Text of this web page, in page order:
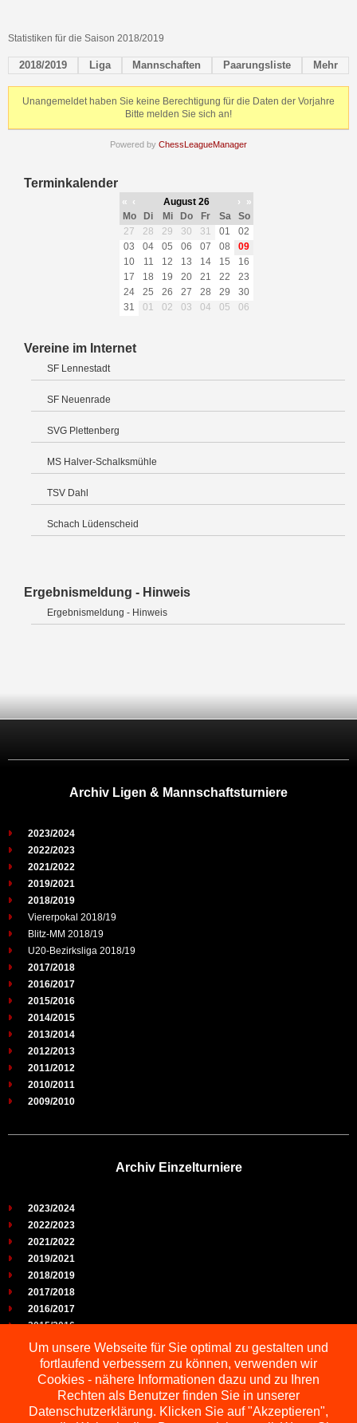
Statistiken für die Saison 2018/2019
2018/2019 Liga Mannschaften Paarungsliste Mehr
Unangemeldet haben Sie keine Berechtigung für die Daten der Vorjahre
Bitte melden Sie sich an!
Powered by ChessLeagueManager
Terminkalender
« ‹ August 26 ›
»
Mo
Di Mi Do Fr Sa
So
27
28 29 30 31 01
02
03
04 05 06 07 08
09
10
11 12 13 14 15
16
17
18 19 20 21 22
23
24
25 26 27 28 29
30
31
01 02 03 04 05 06
Vereine im Internet
SF Lennestadt
SF Neuenrade
SVG Plettenberg
MS Halver-Schalksmühle
TSV Dahl
Schach Lüdenscheid
Ergebnismeldung - Hinweis
Ergebnismeldung - Hinweis
Archiv Ligen & Mannschaftsturniere
2023/2024
2022/2023
2021/2022
2019/2021
2018/2019
Viererpokal 2018/19
Blitz-MM 2018/19
U20-Bezirksliga 2018/19
2017/2018
2016/2017
2015/2016
2014/2015
2013/2014
2012/2013
2011/2012
2010/2011
2009/2010
Archiv Einzelturniere
2023/2024
2022/2023
2021/2022
2019/2021
2018/2019
2017/2018
2016/2017
2015/2016
2014/2015
2013/2014
2012/2013
2011/2012
2010/2011
Um unsere Webseite für Sie optimal zu gestalten und
fortlaufend verbessern zu können, verwenden wir
Cookies - nähere Informationen dazu und zu Ihren
Rechten als Benutzer finden Sie in unserer
Datenschutzerklärung. Klicken Sie auf "Akzeptieren",